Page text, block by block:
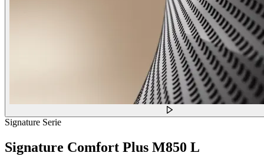
Signature Serie
Signature Comfort Plus M850 L